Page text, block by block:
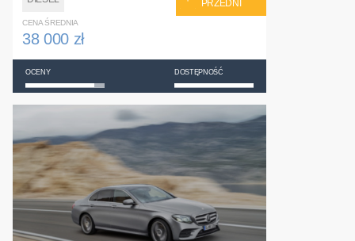
PRZEDNI
CENA ŚREDNIA
38 000 zł
OCENY DOSTĘPNOŚĆ